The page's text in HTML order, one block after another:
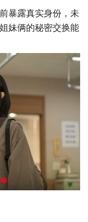
暴露真实身份，未
妹俩的秘密交换能